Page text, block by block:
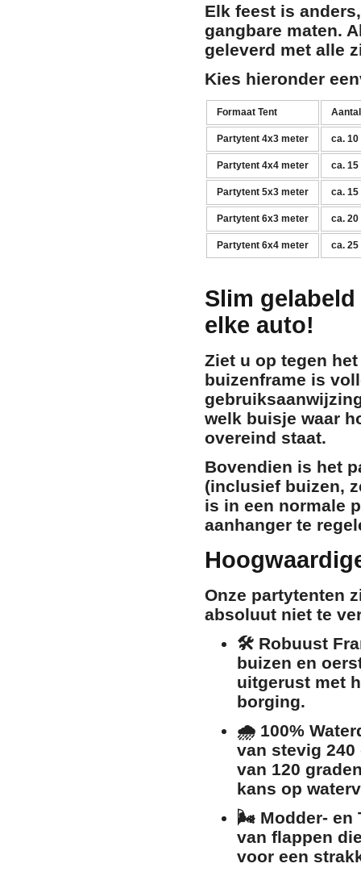
Elk feest is
gangbare maten.
geleverd met alle
Kies hieronder
Formaat Tent
Partytent 4x3 meter ca. 10
Partytent 4x4 meter ca. 15
Partytent 5x3 meter ca. 15
Partytent 6x3 meter ca. 20
Partytent 6x4 meter ca. 25
Slim
elke auto!
Ziet u op tegen
buizenframe is
welk buisje waar
overeind staat.
Bovendien is het
(inclusief buizen,
is in een normale
aanhanger te
Onze partytenten
absoluut niet te
🛠️ Robuust
buizen en
uitgerust met
borging.
🌧️ 100%
van stevig 240
van 120
kans op
🌬️ Modder- en
van flappen
voor een